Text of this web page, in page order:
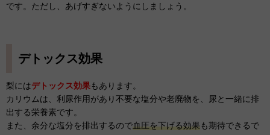
です。ただし、あげすぎないようにしましょう。
デトックス効果
梨にはデトックス効果もあります。
カリウムは、利尿作用があり不要な塩分や老廃物を、尿と一緒に排
出する栄養素です。
また、余分な塩分を排出するので血圧を下げる効果も期待できるで